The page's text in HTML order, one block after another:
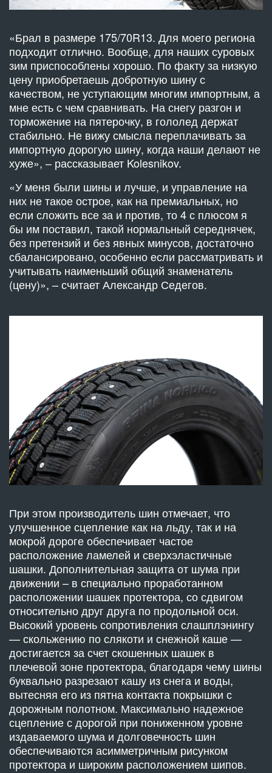
«Брал в размере 175/70R13. Для моего региона
подходит отлично. Вообще, для наших суровых
зим приспособлены хорошо. По факту за низкую
цену приобретаешь добротную шину с
качеством, не уступающим многим импортным, а
мне есть с чем сравнивать. На снегу разгон и
торможение на пятерочку, в гололед держат
стабильно. Не вижу смысла переплачивать за
импортную дорогую шину, когда наши делают не
хуже», – рассказывает Kolesnikov.
«У меня были шины и лучше, и управление на
них не такое острое, как на премиальных, но
если сложить все за и против, то 4 с плюсом я
бы им поставил, такой нормальный середнячек,
без претензий и без явных минусов, достаточно
сбалансировано, особенно если рассматривать и
учитывать наименьший общий знаменатель
(цену)», – считает Александр Седегов.
При этом производитель шин отмечает, что
улучшенное сцепление как на льду, так и на
мокрой дороге обеспечивает частое
расположение ламелей и сверхэластичные
шашки. Дополнительная защита от шума при
движении – в специально проработанном
расположении шашек протектора, со сдвигом
относительно друг друга по продольной оси.
Высокий уровень сопротивления слашплэнингу
— скольжению по слякоти и снежной каше —
достигается за счет скошенных шашек в
плечевой зоне протектора, благодаря чему шины
буквально разрезают кашу из снега и воды,
вытесняя его из пятна контакта покрышки с
дорожным полотном. Максимально надежное
сцепление с дорогой при пониженном уровне
издаваемого шума и долговечность шин
обеспечиваются асимметричным рисунком
протектора и широким расположением шипов.